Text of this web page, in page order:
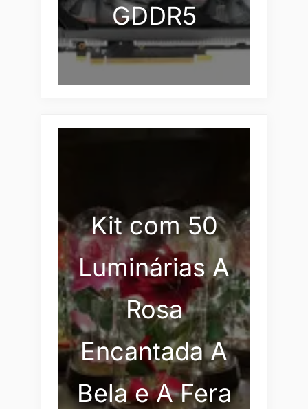
GDDR5
Kit com 50
Luminárias A
Rosa
Encantada A
Bela e A Fera